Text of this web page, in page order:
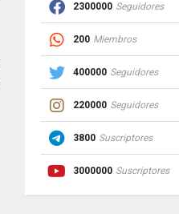
2300000 Seguidores
200 Miembros
400000 Seguidores
220000 Seguidores
3800 Suscriptores
3000000 Suscriptores